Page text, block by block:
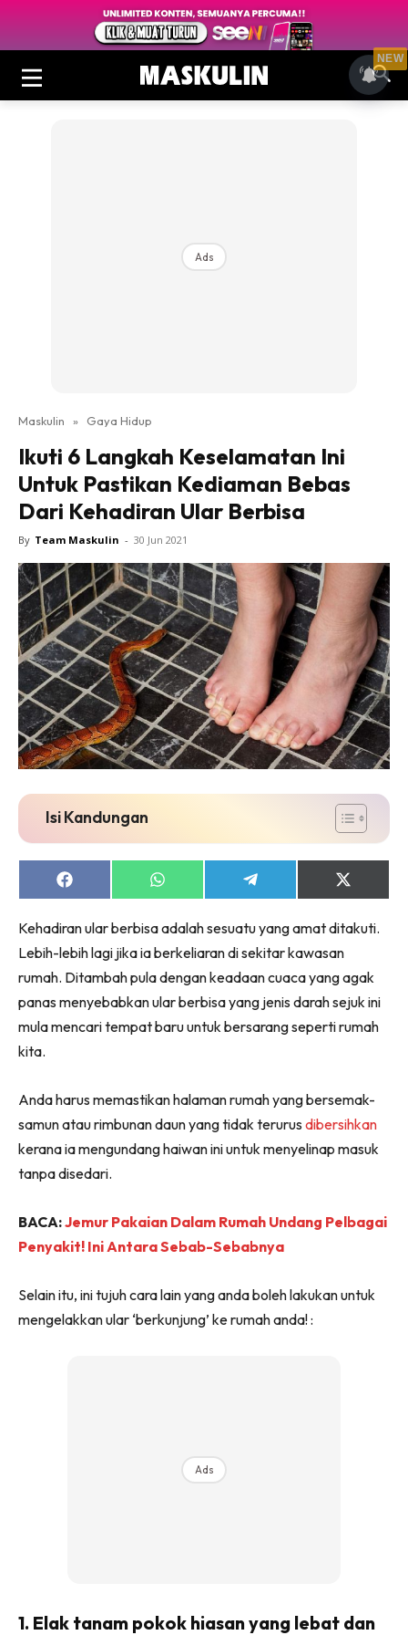
Ads
Maskulin » Gaya Hidup
Ikuti 6 Langkah Keselamatan Ini
Untuk Pastikan Kediaman Bebas
Dari Kehadiran Ular Berbisa
By Team Maskulin - 30 Jun 2021
Isi Kandungan
Share
on
Share
on
Share
on
Share
on
(Twitter)
Kehadiran ular berbisa adalah sesuatu yang amat ditakuti.
Lebih-lebih lagi jika ia berkeliaran di sekitar kawasan
rumah. Ditambah pula dengan keadaan cuaca yang agak
panas menyebabkan ular berbisa yang jenis darah sejuk ini
mula mencari tempat baru untuk bersarang seperti rumah
kita.
Anda harus memastikan halaman rumah yang bersemak-
samun atau rimbunan daun yang tidak terurus dibersihkan
kerana ia mengundang haiwan ini untuk menyelinap masuk
tanpa disedari.
BACA:Jemur Pakaian Dalam Rumah Undang Pelbagai
Penyakit! Ini Antara Sebab-Sebabnya
Selain itu, ini tujuh cara lain yang anda boleh lakukan untuk
mengelakkan ular ‘berkunjung’ ke rumah anda! :
Ads
1. Elak tanam pokok hiasan yang lebat dan
NEW